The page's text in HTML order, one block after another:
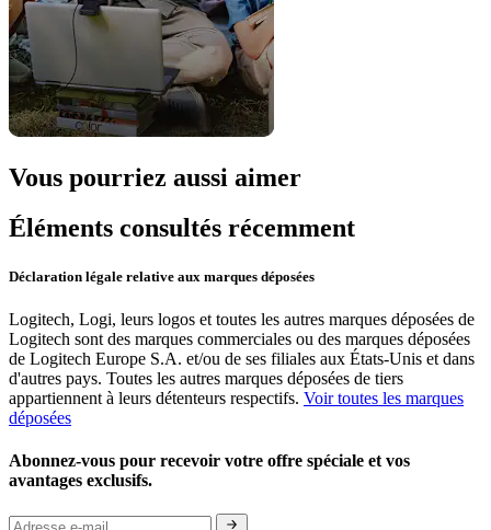
Vous pourriez aussi aimer
Éléments consultés récemment
Déclaration légale relative aux marques déposées
Logitech, Logi, leurs logos et toutes les autres marques déposées de
Logitech sont des marques commerciales ou des marques déposées
de Logitech Europe S.A. et/ou de ses filiales aux États-Unis et dans
d'autres pays. Toutes les autres marques déposées de tiers
appartiennent à leurs détenteurs respectifs. Voir toutes les marques
déposées
Abonnez-vous pour recevoir votre offre spéciale et vos
avantages exclusifs.